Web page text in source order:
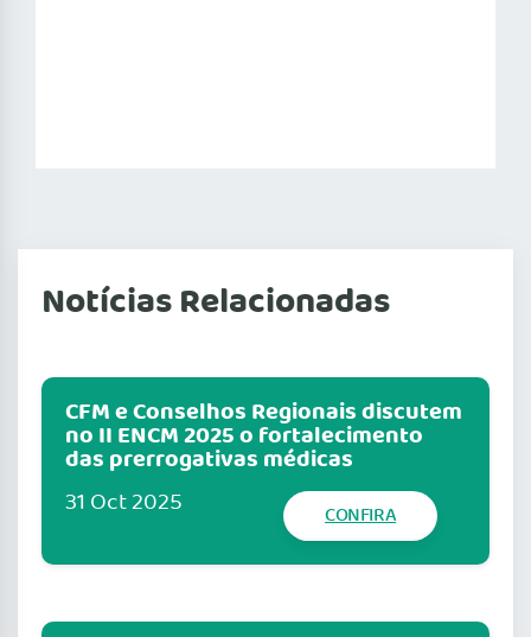
Notícias Relacionadas
CFM e Conselhos Regionais discutem
no II ENCM 2025 o fortalecimento
das prerrogativas médicas
31 Oct 2025 CONFIRA